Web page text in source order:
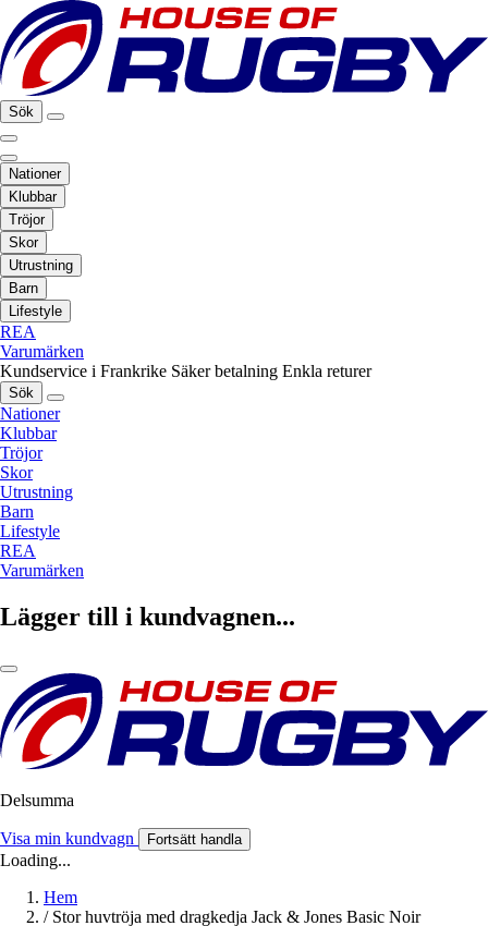
Sök
Nationer
Klubbar
Tröjor
Skor
Utrustning
Barn
Lifestyle
REA
Varumärken
Kundservice i Frankrike Säker betalning Enkla returer
Sök
Nationer
Klubbar
Tröjor
Skor
Utrustning
Barn
Lifestyle
REA
Varumärken
Lägger till i kundvagnen...
Delsumma
Visa min kundvagn Fortsätt handla
Loading...
Hem
/ Stor huvtröja med dragkedja Jack & Jones Basic Noir